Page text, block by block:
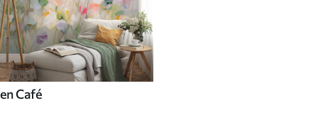
en Café